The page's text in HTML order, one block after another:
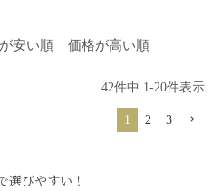
安い順 価格が高い順
42件中 1-20件表示
1 2 3
選びやすい！